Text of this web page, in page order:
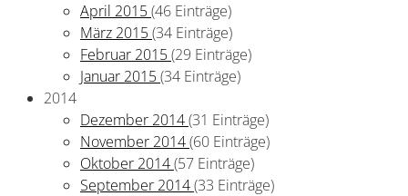
April 2015(46 Einträge)
März 2015(34 Einträge)
Februar 2015(29 Einträge)
Januar 2015(34 Einträge)
2014
Dezember 2014(31 Einträge)
November 2014(60 Einträge)
Oktober 2014(57 Einträge)
September 2014(33 Einträge)